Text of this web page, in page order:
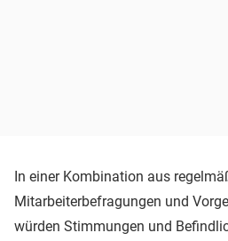
In einer Kombination aus
Mitarbeiterbefragungen und
würden Stimmungen und